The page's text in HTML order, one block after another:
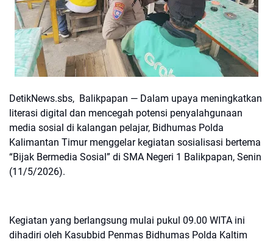
DetikNews.sbs, Balikpapan — Dalam upaya meningkatkan
literasi digital dan mencegah potensi penyalahgunaan
media sosial di kalangan pelajar, Bidhumas Polda
Kalimantan Timur menggelar kegiatan sosialisasi bertema
“Bijak Bermedia Sosial” di SMA Negeri 1 Balikpapan, Senin
(11/5/2026).
Kegiatan yang berlangsung mulai pukul 09.00 WITA ini
dihadiri oleh Kasubbid Penmas Bidhumas Polda Kaltim